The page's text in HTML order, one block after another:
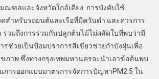
ณฑลและจังหวัดใกล้เคียง การบังคับใช้
ดสำหรับรถยนต์และเรือที่มีควันดำ และควรการ
รวมถึงการร่วมกันปลูกต้นไม้ไม่ผลัดใบที่พบว่ามี
รช่วยเป็นป้อมปราการสีเขียวช่วยกำบังฝุ่นเพื่อ
ภาพ ซึ่งทางกรุงเทพมหานครจะนำเอาข้อค้นพบ
การออกแบบมาตรการจัดการปัญหาPM2.5 ใน